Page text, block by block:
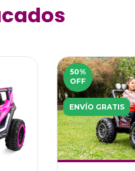
50%
OFF
ENVÍO GRATIS